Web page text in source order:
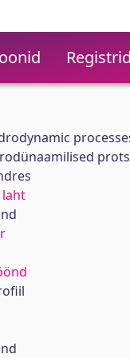
Registrid
laht